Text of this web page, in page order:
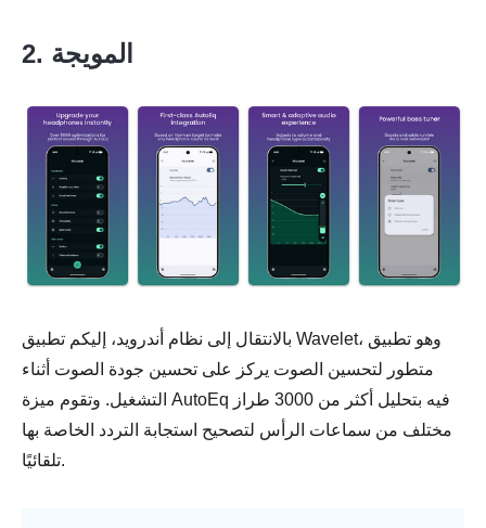
2. المويجة
بالانتقال إلى نظام أندرويد، إليكم تطبيق Wavelet، وهو تطبيق
متطور لتحسين الصوت يركز على تحسين جودة الصوت أثناء
التشغيل. وتقوم ميزة AutoEq فيه بتحليل أكثر من 3000 طراز
مختلف من سماعات الرأس لتصحيح استجابة التردد الخاصة بها
تلقائيًا.